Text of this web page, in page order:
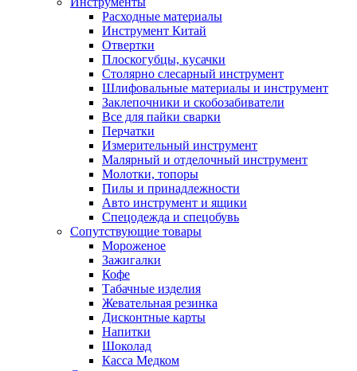
Расходные материалы
Инструмент Китай
Отвертки
Плоскогубцы, кусачки
Столярно слесарный инструмент
Шлифовальные материалы и инструмент
Заклепочники и скобозабиватели
Все для пайки сварки
Перчатки
Измерительный инструмент
Малярный и отделочный инструмент
Молотки, топоры
Пилы и принадлежности
Авто инструмент и ящики
Спецодежда и спецобувь
Сопутствующие товары
Мороженое
Зажигалки
Кофе
Табачные изделия
Жевательная резинка
Дисконтные карты
Напитки
Шоколад
Касса Медком